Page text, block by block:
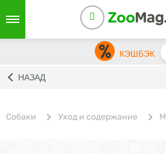
КЭШБЭК
НАЗАД
Собаки Уход и содержание